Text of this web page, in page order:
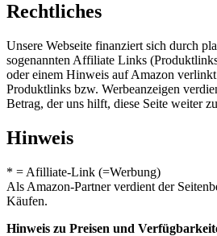
Rechtliches
Unsere Webseite finanziert sich durch
sogenannten Affiliate Links
oder einem Hinweis auf Amazon
Produktlinks bzw. Werbeanzeigen
Betrag, der uns hilft, diese Seite weiter
Hinweis
* = Afilliate-Link (=Werbung)
Als Amazon-Partner verdient der
Käufen.
Hinweis zu Preisen und